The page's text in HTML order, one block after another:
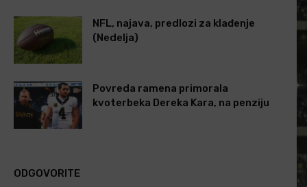
NFL, najava, predlozi za klađenje
(Nedelja)
Povreda ramena primorala
kvoterbeka Dereka Kara, na penziju
ODGOVORITE